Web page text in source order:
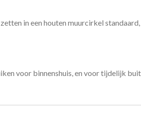
in een houten muurcirkel
voor binnenshuis, en voor tijdelijk